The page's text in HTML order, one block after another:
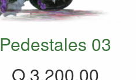
Pedestales 03
Q.3,200.00